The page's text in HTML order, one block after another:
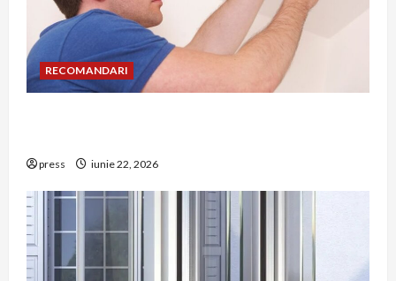
RECOMANDARI
press iunie 22, 2026